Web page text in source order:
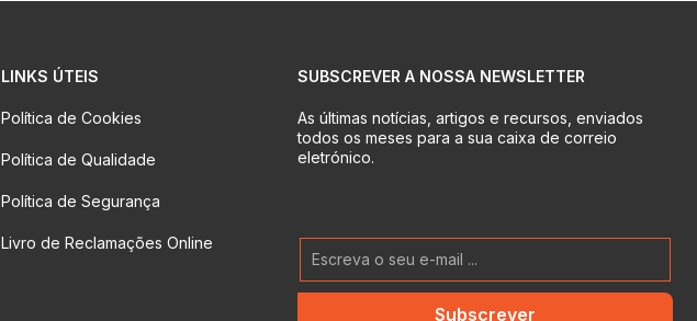
LINKS ÚTEIS
Política de Cookies
Política de Qualidade
Política de Segurança
Livro de Reclamações Online
SUBSCREVER A NOSSA NEWSLETTER
As últimas notícias, artigos e recursos, enviados
todos os meses para a sua caixa de correio
eletrónico.
Subscrever